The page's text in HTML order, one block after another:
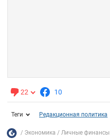
22 10
Теги Редакционная политика
Экономика Личные финансы